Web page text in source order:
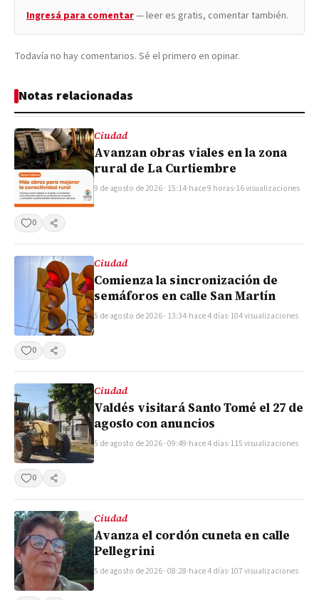
Ingresá para comentar— leer es gratis, comentar también.
Todavía no hay comentarios. Sé el primero en opinar.
Notas relacionadas
Ciudad
Avanzan obras viales en la zona
rural de La Curtiembre
9 de agosto de 2026 · 15:14·hace 9 horas·16 visualizaciones
0 Compartir
Ciudad
Comienza la sincronización de
semáforos en calle San Martín
5 de agosto de 2026 · 13:34·hace 4 días·104 visualizaciones
0 Compartir
Ciudad
Valdés visitará Santo Tomé el 27 de
agosto con anuncios
5 de agosto de 2026 · 09:49·hace 4 días·115 visualizaciones
0 Compartir
Ciudad
Avanza el cordón cuneta en calle
Pellegrini
5 de agosto de 2026 · 08:28·hace 4 días·107 visualizaciones